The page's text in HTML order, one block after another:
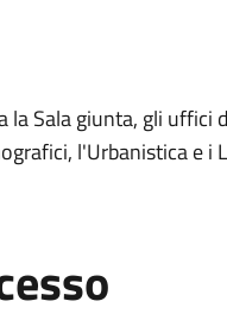
la Sala giunta, gli
l'Urbanistica e i